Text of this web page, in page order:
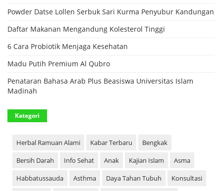
Powder Datse Lollen Serbuk Sari Kurma Penyubur Kandungan
Daftar Makanan Mengandung Kolesterol Tinggi
6 Cara Probiotik Menjaga Kesehatan
Madu Putih Premium Al Qubro
Penataran Bahasa Arab Plus Beasiswa Universitas Islam
Madinah
Kategori
Herbal Ramuan Alami Kabar Terbaru
Bengkak
Bersih Darah
Info Sehat Anak Kajian Islam
Asma
Habbatussauda
Asthma Daya Tahan Tubuh
Konsultasi